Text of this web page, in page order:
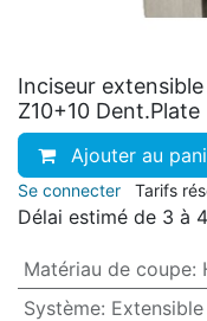
Inciseur
Z10+10
Ajouter au
Se connecter Tarifs
Délai estimé de 3 à
Matériau de coupe:
Système: